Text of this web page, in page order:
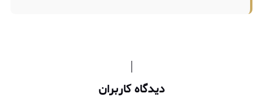
دیدگاه کاربران